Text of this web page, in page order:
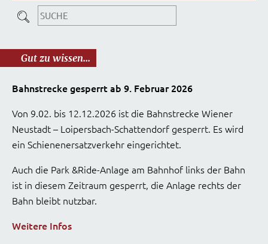
Gut zu wissen...
Bahnstrecke gesperrt ab 9. Februar 2026
Von 9.02. bis 12.12.2026 ist die Bahnstrecke Wiener
Neustadt – Loipersbach-Schattendorf gesperrt. Es wird
ein Schienenersatzverkehr eingerichtet.
Auch die Park &Ride-Anlage am Bahnhof links der Bahn
ist in diesem Zeitraum gesperrt, die Anlage rechts der
Bahn bleibt nutzbar.
Weitere Infos